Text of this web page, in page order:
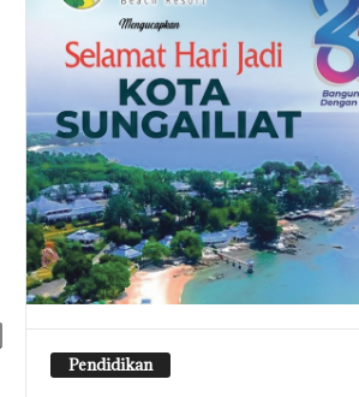
Pendidikan